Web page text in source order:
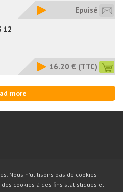
Epuisé
12
16.20 € (TTC)
more
Nous n'utilisons pas de cookies
cookies à des fins statistiques et